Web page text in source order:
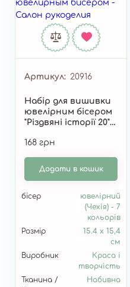
Артикул 20916
Набір для вишивки
ювелірним бісером
"Різдвяні історії 20"
168 грн
Додати в кошик
бісер
ювелірний
(Чехія) - 7
кольорів
Розмір
15.4 х 15,4
см
Виробник
Краса і
творчість
Тканина /
Набивна